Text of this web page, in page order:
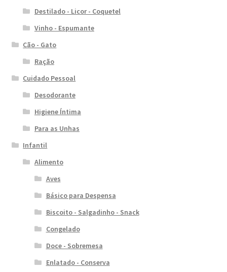
Destilado - Licor - Coquetel
Vinho - Espumante
Cão - Gato
Ração
Cuidado Pessoal
Desodorante
Higiene Íntima
Para as Unhas
Infantil
Alimento
Aves
Básico para Despensa
Biscoito - Salgadinho - Snack
Congelado
Doce - Sobremesa
Enlatado - Conserva